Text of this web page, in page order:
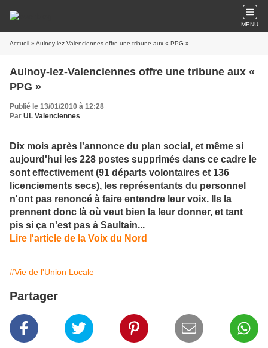
MENU
Accueil » Aulnoy-lez-Valenciennes offre une tribune aux « PPG »
Aulnoy-lez-Valenciennes offre une tribune aux «
PPG »
Publié le 13/01/2010 à 12:28
Par UL Valenciennes
Dix mois après l'annonce du plan social, et même si
aujourd'hui les 228 postes supprimés dans ce cadre le
sont effectivement (91 départs volontaires et 136
licenciements secs), les représentants du personnel
n'ont pas renoncé à faire entendre leur voix. Ils la
prennent donc là où veut bien la leur donner, et tant
pis si ça n'est pas à Saultain...
Lire l'article de la Voix du Nord
#Vie de l'Union Locale
Partager